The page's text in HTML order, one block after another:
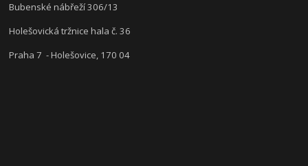
Bubenské nábřeží 306/13
Holešovická tržnice hala č. 36
Praha 7 - Holešovice, 170 04